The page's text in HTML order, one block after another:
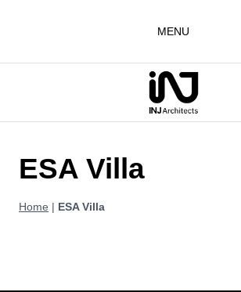
MENU
ESA Villa
Home | ESA Villa